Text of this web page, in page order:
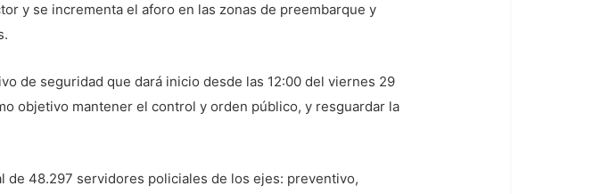
y se incrementa el aforo en las zonas de preembarque y
de seguridad que dará inicio desde las 12:00 del viernes 29
objetivo mantener el control y orden público, y resguardar la
de 48.297 servidores policiales de los ejes: preventivo,